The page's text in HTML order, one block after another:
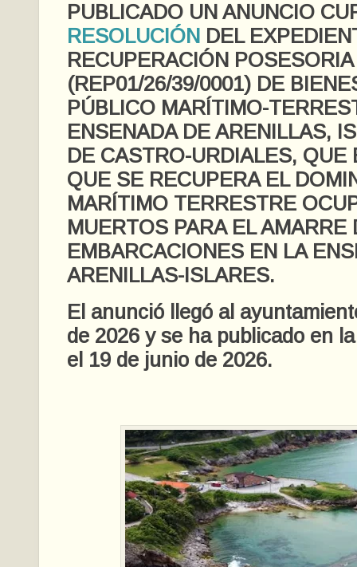
PUBLICADO UN ANUNCIO
RESOLUCIÓN DEL
RECUPERACIÓN POSESORIA
(REP01/26/39/0001) DE
PÚBLICO MARÍTIMO-
ENSENADA DE ARENILLAS,
DE CASTRO-URDIALES, QUE
QUE SE RECUPERA EL
MARÍTIMO TERRESTRE
MUERTOS PARA EL AMARRE
EMBARCACIONES EN LA
ARENILLAS-ISLARES.
El anunció llegó al
de 2026 y se ha publicado en
el 19 de junio de 2026.